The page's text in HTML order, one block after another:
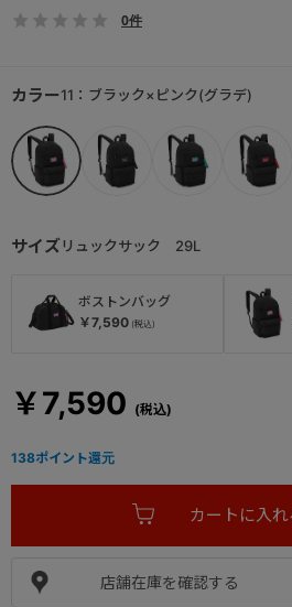
0件
￥7,590
サイズリュックサック 29L
ボストンバッグ
￥7,590
カラー11：ブラック×ピンク(グラデ)
店舗在庫を確認する
138ポイント還元